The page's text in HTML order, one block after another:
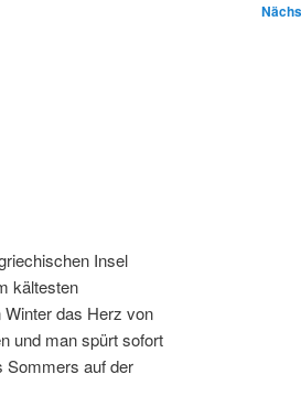
Insel
kältesten
Winter das Herz von
und man spürt sofort
Sommers auf der